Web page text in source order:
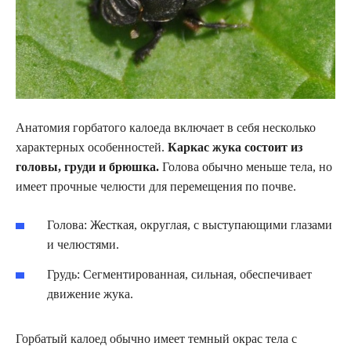
Анатомия горбатого калоеда включает в себя несколько
характерных особенностей. Каркас жука состоит из
головы, груди и брюшка. Голова обычно меньше тела, но
имеет прочные челюсти для перемещения по почве.
Голова: Жесткая, округлая, с выступающими глазами
и челюстями.
Грудь: Сегментированная, сильная, обеспечивает
движение жука.
Горбатый калоед обычно имеет темный окрас тела с